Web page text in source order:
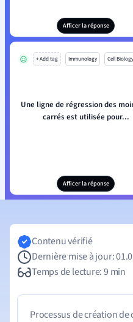
Afficer la réponse
+ Add tag Immunology Cell Biology
Une ligne de régression des
carrés est utilisée pour...
Afficer la réponse
Contenu vérifié
Dernière mise à jour:
Temps de lecture: 9 min
Processus de création